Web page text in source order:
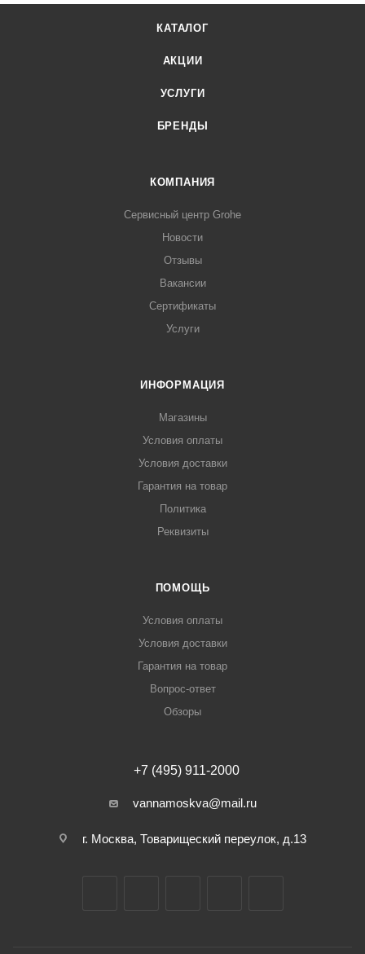
КАТАЛОГ
АКЦИИ
УСЛУГИ
БРЕНДЫ
КОМПАНИЯ
Сервисный центр Grohe
Новости
Отзывы
Вакансии
Сертификаты
Услуги
ИНФОРМАЦИЯ
Магазины
Условия оплаты
Условия доставки
Гарантия на товар
Политика
Реквизиты
ПОМОЩЬ
Условия оплаты
Условия доставки
Гарантия на товар
Вопрос-ответ
Обзоры
+7 (495) 911-2000
vannamoskva@mail.ru
г. Москва, Товарищеский переулок, д.13